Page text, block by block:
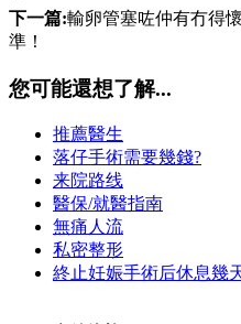
下一篇:輸卵管塞咗仲有冇得
準！
您可能還想了解...
推薦醫生
落仔手術需要幾錢?
来院路线
醫保/就醫指南
無痛人流
私密整形
終止妊娠手術后休息幾